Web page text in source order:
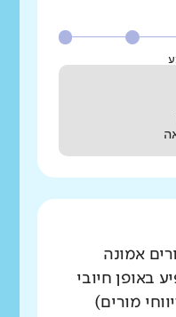
אמונה
באופן חיובי
מורים)